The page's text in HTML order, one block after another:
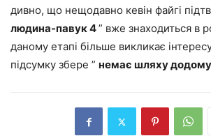
дивно, що нещодавно кевін файгі
людина-павук 4” вже знаходиться в
даному етапі більше викликає
підсумку збере ” немає шляху додому